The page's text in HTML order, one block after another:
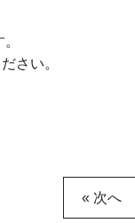
さい。
« 次へ